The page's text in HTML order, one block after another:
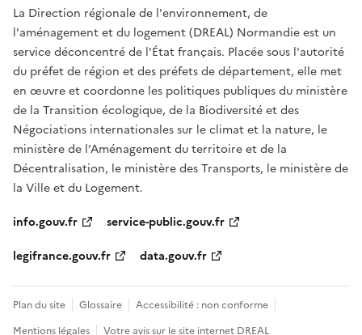
La Direction régionale de l'environnement, de
l'aménagement et du logement (DREAL) Normandie est un
service déconcentré de l'État français. Placée sous l'autorité
du préfet de région et des préfets de département, elle met
en œuvre et coordonne les politiques publiques du ministère
de la Transition écologique, de la Biodiversité et des
Négociations internationales sur le climat et la nature, le
ministère de l’Aménagement du territoire et de la
Décentralisation, le ministère des Transports, le ministère de
la Ville et du Logement.
info.gouv.fr
service-public.gouv.fr
legifrance.gouv.fr
data.gouv.fr
Plan du site Glossaire
Accessibilité : non conforme
Mentions légales
Votre avis sur le site internet DREAL